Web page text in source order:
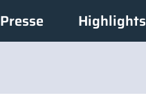
Presse Highlights